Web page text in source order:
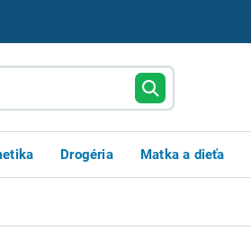
Drogéria Matka a dieťa